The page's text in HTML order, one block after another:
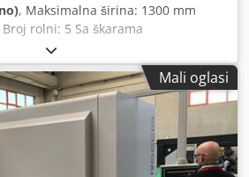
, Maksimalna širina: 1300 mm
rolni: 5 Sa škarama
Mali oglasi